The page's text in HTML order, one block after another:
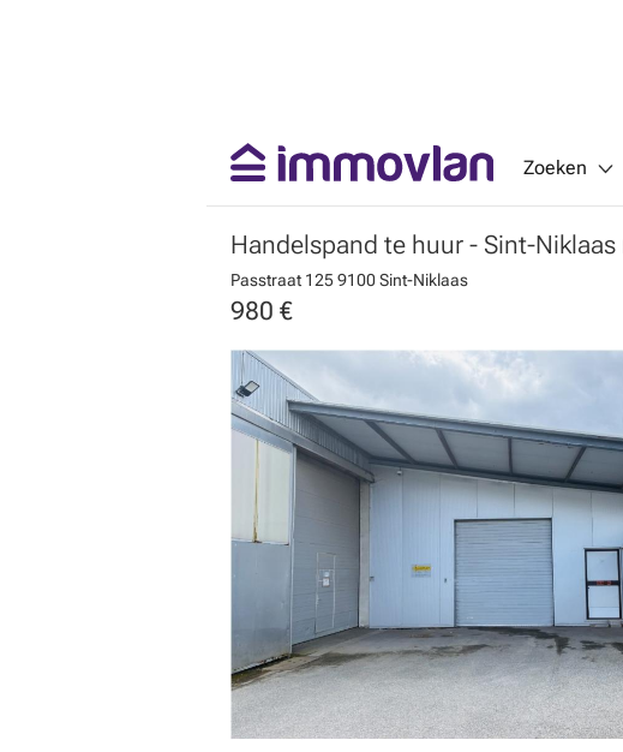
Zoeken
Handelspand te huur - Sint-Niklaas
Passtraat 1259100 Sint-Niklaas
980 €